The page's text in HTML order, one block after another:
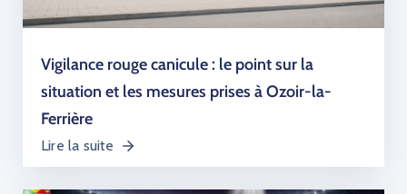
Vigilance rouge canicule : le point sur la
situation et les mesures prises à Ozoir-la-
Ferrière
Lire la suite